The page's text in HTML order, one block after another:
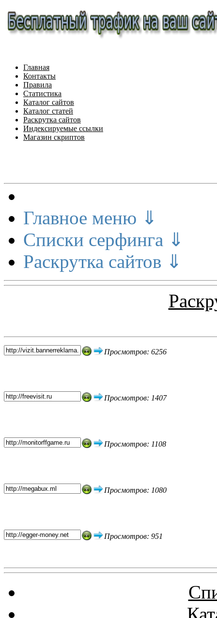
Главная
Контакты
Правила
Статистика
Каталог сайтов
Каталог статей
Раскрутка сайтов
Индексируемые ссылки
Магазин скриптов
Главное меню ⇓
Списки серфинга ⇓
Раскрутка сайтов ⇓
Просмотров: 6256
Просмотров: 1407
Просмотров: 1108
Просмотров: 1080
Просмотров: 951